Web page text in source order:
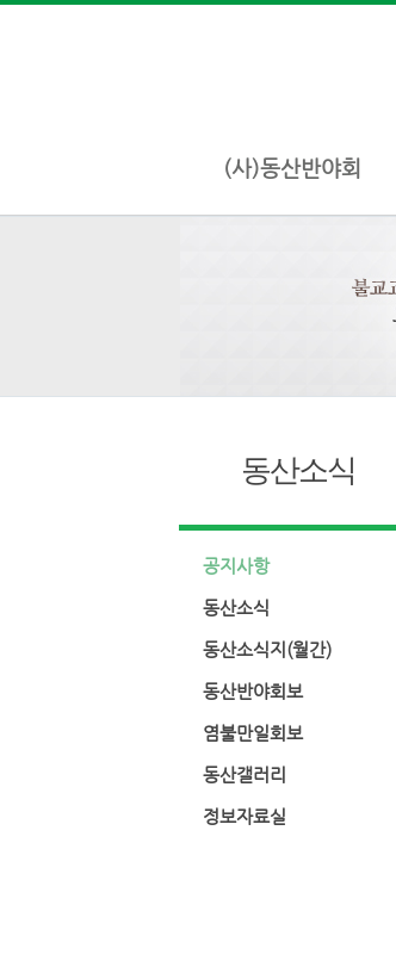
(사)동산반야회
동산소식
공지사항
동산소식
동산소식지(월간)
동산반야회보
염불만일회보
동산갤러리
정보자료실